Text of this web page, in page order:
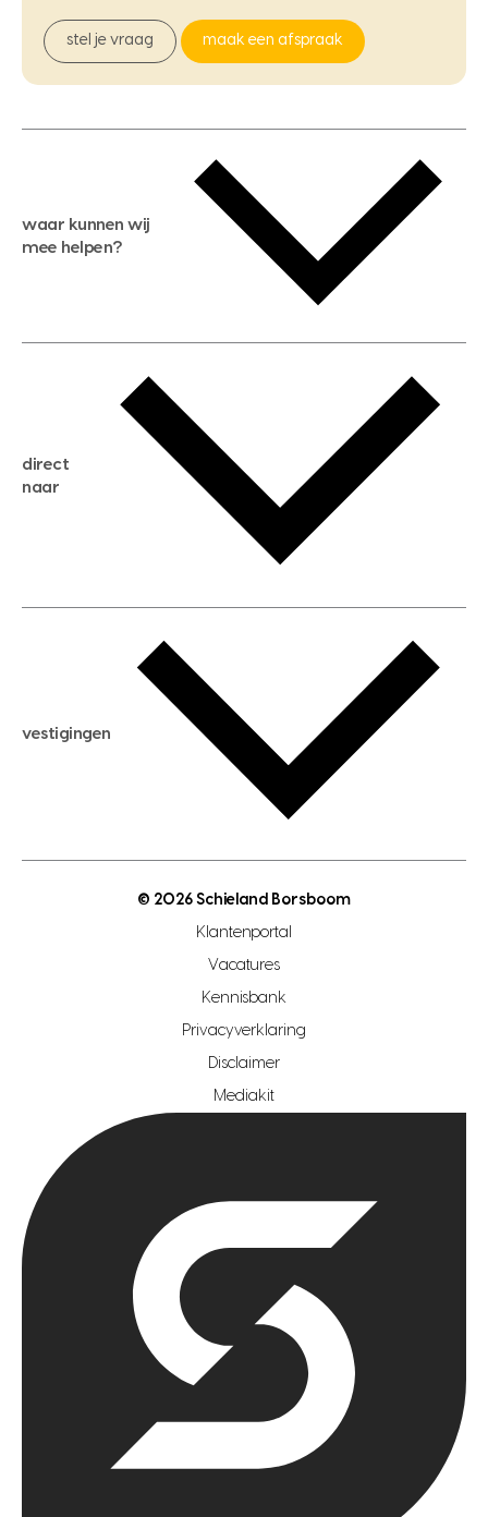
stel je vraag maak een afspraak
waar kunnen wij
mee helpen?
gratis zoekservice
huis verkopen
huis kopen
aankoopadvies
verkoopadvies
hypotheekadvies
direct
naar
hypotheek berekenen
maximale hypotheek berekenen
hypotheek bespaarcheck
gratis zoekprofiel aanmaken
open woningwaarde dag
vestigingen
makelaar regio zoetermeer
hypotheekshop regio den haag
hypotheekshop regio rotterdam
© 2026 Schieland Borsboom
Klantenportal
Vacatures
Kennisbank
Privacyverklaring
Disclaimer
Mediakit